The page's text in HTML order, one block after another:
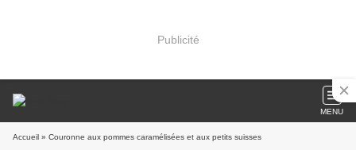
Publicité
MENU
Accueil » Couronne aux pommes caramélisées et aux petits suisses